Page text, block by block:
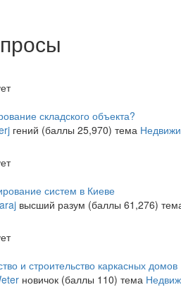
складского объекта?
гений (баллы 25,970) тема
систем в Киеве
высший разум (баллы 61,276)
и строительство каркасных домов
новичок (баллы 110) тема